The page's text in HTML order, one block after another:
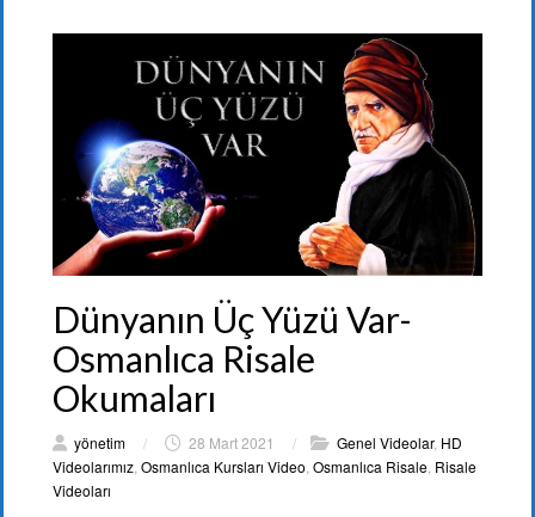
Dünyanın Üç Yüzü Var-
Osmanlıca Risale
Okumaları
yönetim / 28 Mart 2021 / Genel Videolar, HD
Videolarımız Osmanlıca Kursları Video Osmanlıca Risale Risale
Videoları